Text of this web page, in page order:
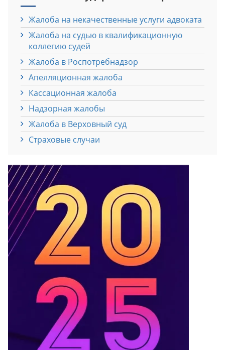
Жалоба на некачественные услуги адвоката
Жалоба на судью в квалификационную
коллегию судей
Жалоба в Роспотребнадзор
Апелляционная жалоба
Кассационная жалоба
Надзорная жалобы
Жалоба в Верховный суд
Страховые случаи